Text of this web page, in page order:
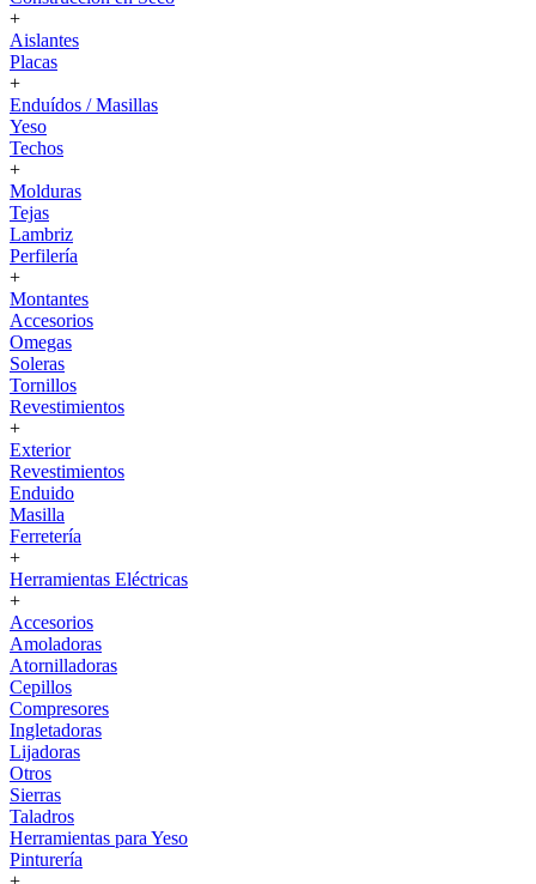
+
Aislantes
Placas
+
Enduídos / Masillas
Yeso
Techos
+
Molduras
Tejas
Lambriz
Perfilería
+
Montantes
Accesorios
Omegas
Soleras
Tornillos
Revestimientos
+
Exterior
Revestimientos
Enduido
Masilla
Ferretería
+
Herramientas Eléctricas
+
Accesorios
Amoladoras
Atornilladoras
Cepillos
Compresores
Ingletadoras
Lijadoras
Otros
Sierras
Taladros
Herramientas para Yeso
Pinturería